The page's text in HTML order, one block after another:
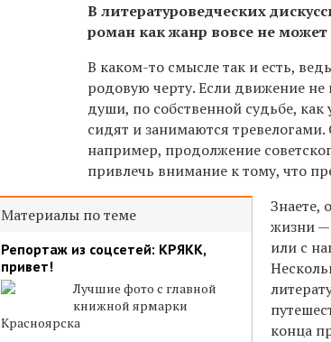
В литературоведческих
роман как жанр вовсе не может
В каком-то смысле так и есть,
родовую черту. Если движение
души, по собственной судьбе, как
сидят и занимаются
например, продолжение
привлечь внимание к тому, что
Материалы по теме
Репортаж из соцсетей: КРЯКК,
привет!
Лучшие фото с главной
книжной ярмарки
Красноярска
Знаете,
жизни —
или с
конца